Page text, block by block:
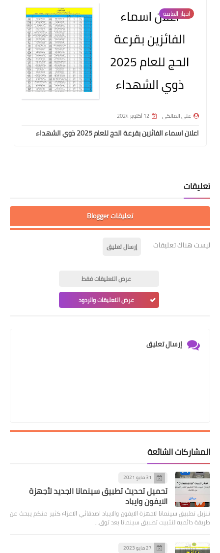
اخبار العامة
علي المالكي 12 أكتوبر 2024
اعلان اسماء الفائزين بقرعة الحج للعام 2025 ذوي الشهداء
تعليقات
تعليقات Blogger
ليست هناك تعليقات إرسال تعليق
عرض التعليقات فقط
عرض التعليقات والردود
إرسال تعليق
المشاركات الشائعة
31 مايو 2021
تحميل تحديث تطبيق سينمانا الجديد لأجهزة
الايفون وايباد
تنزيل تطبيق سينمانا لاجهزة الايفون والايباد اصدقائي الاعزاء كثير منكم يبحث عن
طريقة دائميه لتثبيت تطبيق سينمانا بعد توق…
27 مايو 2023